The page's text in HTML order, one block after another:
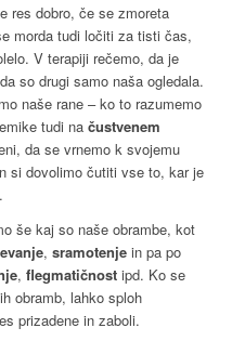
res dobro, če se zmoreta
morda tudi ločiti za tisti čas,
V terapiji rečemo, da je
so drugi samo naša ogledala.
naše rane – ko to razumemo
tudi na čustvenem
da se vrnemo k svojemu
si dovolimo čutiti vse to, kar je
še kaj so naše obrambe, kot
, sramotenjein pa po
, flegmatičnostipd. Ko se
obramb, lahko sploh
prizadene in zaboli.